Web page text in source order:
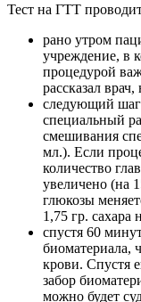
Тест на ГТТ
рано утром
учреждение, в
процедурой
рассказал
следующий шаг
специальный
смешивания
мл.). Если
количество
увеличено (на
глюкозы
1,75 гр. сахара
спустя 60
биоматериала,
крови. Спустя
забор
можно будет